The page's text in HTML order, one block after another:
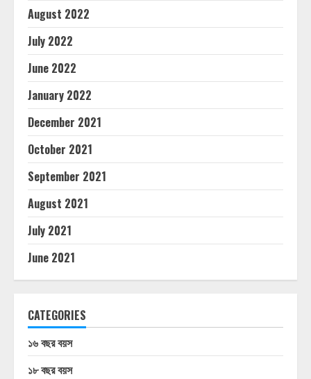
August 2022
July 2022
June 2022
January 2022
December 2021
October 2021
September 2021
August 2021
July 2021
June 2021
CATEGORIES
১৬ বছর বয়স
১৮ বছর বয়স